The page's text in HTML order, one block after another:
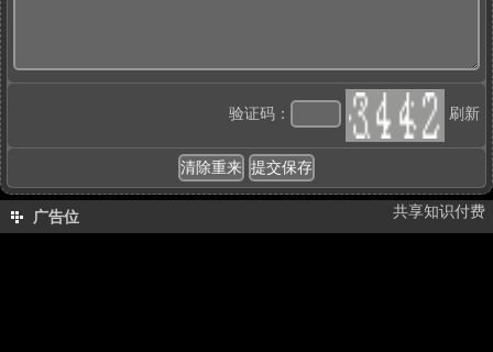
验证码： 刷新
广告位 共享知识付费